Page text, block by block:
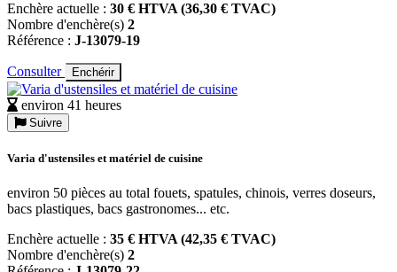
Enchère actuelle : 30 € HTVA (36,30 € TVAC)
Nombre d'enchère(s) 2
Référence : J-13079-19
Consulter Enchérir
environ 41 heures
Suivre
Varia d'ustensiles et matériel de cuisine
environ 50 pièces au total fouets, spatules, chinois, verres doseurs,
bacs plastiques, bacs gastronomes... etc.
Enchère actuelle : 35 € HTVA (42,35 € TVAC)
Nombre d'enchère(s) 2